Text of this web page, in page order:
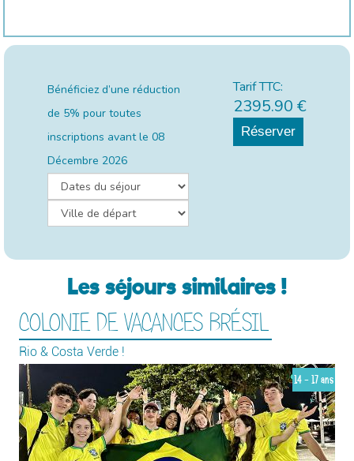
Bénéficiez d’une réduction
de 5% pour toutes
inscriptions avant le 08
Décembre 2026
Tarif TTC:
2395.90 €
Réserver
Les séjours similaires !
COLONIE DE VACANCES BRÉSIL
Rio & Costa Verde !
14 - 17 ans